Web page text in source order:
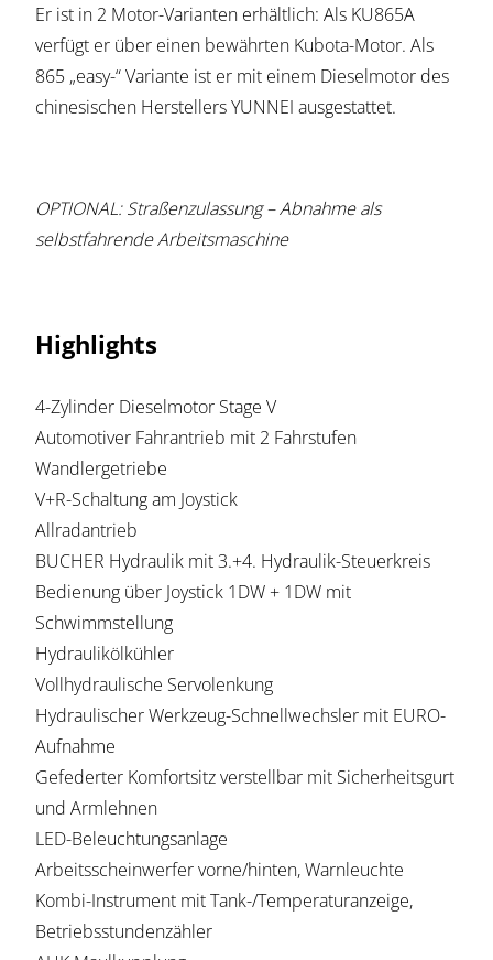
Er ist in 2 Motor-Varianten erhältlich: Als KU865A
verfügt er über einen bewährten Kubota-Motor. Als
865 „easy-“ Variante ist er mit einem Dieselmotor des
chinesischen Herstellers YUNNEI ausgestattet.
OPTIONAL: Straßenzulassung – Abnahme als
selbstfahrende Arbeitsmaschine
Highlights
4-Zylinder Dieselmotor Stage V
Automotiver Fahrantrieb mit 2 Fahrstufen
Wandlergetriebe
V+R-Schaltung am Joystick
Allradantrieb
BUCHER Hydraulik mit 3.+4. Hydraulik-Steuerkreis
Bedienung über Joystick 1DW + 1DW mit
Schwimmstellung
Hydraulikölkühler
Vollhydraulische Servolenkung
Hydraulischer Werkzeug-Schnellwechsler mit EURO-
Aufnahme
Gefederter Komfortsitz verstellbar mit Sicherheitsgurt
und Armlehnen
LED-Beleuchtungsanlage
Arbeitsscheinwerfer vorne/hinten, Warnleuchte
Kombi-Instrument mit Tank-/Temperaturanzeige,
Betriebsstundenzähler